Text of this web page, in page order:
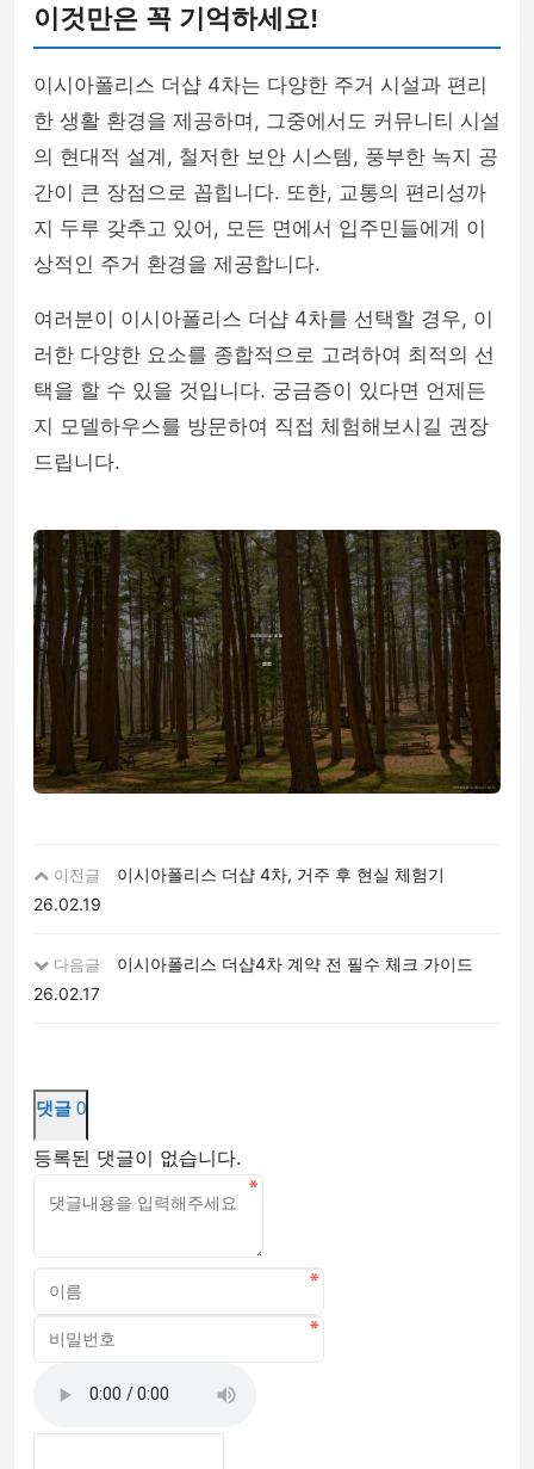
이것만은 꼭 기억하세요!
이시아폴리스 더샵 4차는 다양한 주거 시설과 편리
한 생활 환경을 제공하며, 그중에서도 커뮤니티 시설
의 현대적 설계, 철저한 보안 시스템, 풍부한 녹지 공
간이 큰 장점으로 꼽힙니다. 또한, 교통의 편리성까
지 두루 갖추고 있어, 모든 면에서 입주민들에게 이
상적인 주거 환경을 제공합니다.
여러분이 이시아폴리스 더샵 4차를 선택할 경우, 이
러한 다양한 요소를 종합적으로 고려하여 최적의 선
택을 할 수 있을 것입니다. 궁금증이 있다면 언제든
지 모델하우스를 방문하여 직접 체험해보시길 권장
드립니다.
이전글
이시아폴리스 더샵 4차, 거주 후 현실 체험기
26.02.19
다음글
이시아폴리스 더샵4차 계약 전 필수 체크 가이드
26.02.17
댓글 0
등록된 댓글이 없습니다.